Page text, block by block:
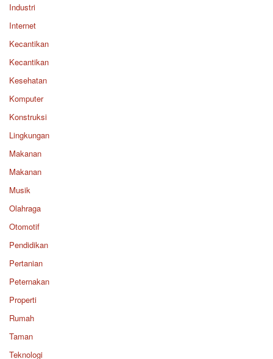
Industri
Internet
Kecantikan
Kecantikan
Kesehatan
Komputer
Konstruksi
Lingkungan
Makanan
Makanan
Musik
Olahraga
Otomotif
Pendidikan
Pertanian
Peternakan
Properti
Rumah
Taman
Teknologi